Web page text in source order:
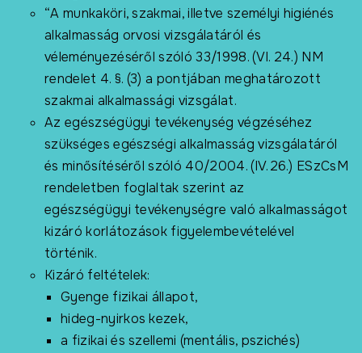
“A munkaköri, szakmai, illetve személyi higiénés
alkalmasság orvosi vizsgálatáról és
véleményezéséről szóló 33/1998. (VI. 24.) NM
rendelet 4. §. (3) a pontjában meghatározott
szakmai alkalmassági vizsgálat.
Az egészségügyi tevékenység végzéséhez
szükséges egészségi alkalmasság vizsgálatáról
és minősítéséről szóló 40/2004. (IV.26.) ESzCsM
rendeletben foglaltak szerint az
egészségügyi tevékenységre való alkalmasságot
kizáró korlátozások figyelembevételével
történik.
Kizáró feltételek:
Gyenge fizikai állapot,
hideg-nyirkos kezek,
a fizikai és szellemi (mentális, pszichés)